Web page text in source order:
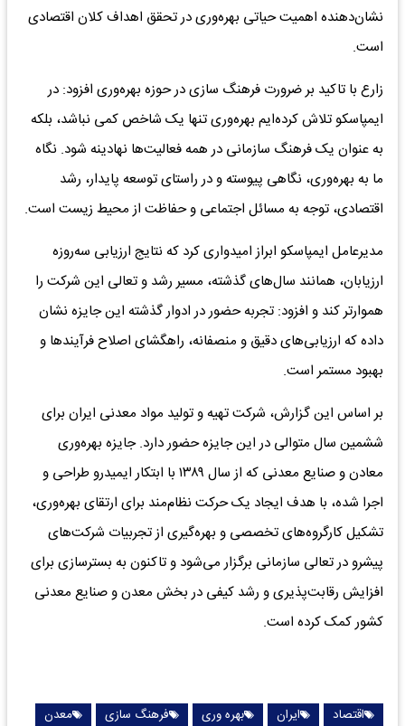
نشان‌دهنده اهمیت حیاتی بهره‌وری در تحقق اهداف کلان اقتصادی
است.
زارع با تاکید بر ضرورت فرهنگ سازی در حوزه بهره‌وری افزود: در
ایمپاسکو تلاش کرده‌ایم بهره‌وری تنها یک شاخص کمی نباشد، بلکه
به عنوان یک فرهنگ سازمانی در همه فعالیت‌ها نهادینه شود. نگاه
ما به بهره‌وری، نگاهی پیوسته و در راستای توسعه پایدار، رشد
اقتصادی، توجه به مسائل اجتماعی و حفاظت از محیط زیست است.
مدیرعامل ایمپاسکو ابراز امیدواری کرد که نتایج ارزیابی سه‌روزه
ارزیابان، همانند سال‌های گذشته، مسیر رشد و تعالی این شرکت را
هموارتر کند و افزود: تجربه حضور در ادوار گذشته این جایزه نشان
داده که ارزیابی‌های دقیق و منصفانه، راهگشای اصلاح فرآیندها و
بهبود مستمر است.
بر اساس این گزارش، شرکت تهیه و تولید مواد معدنی ایران برای
ششمین سال متوالی در این جایزه حضور دارد. جایزه بهره‌وری
معادن و صنایع معدنی که از سال ۱۳۸۹ با ابتکار ایمیدرو طراحی و
اجرا شده، با هدف ایجاد یک حرکت نظام‌مند برای ارتقای بهره‌وری،
تشکیل کارگروه‌های تخصصی و بهره‌گیری از تجربیات شرکت‌های
پیشرو در تعالی سازمانی برگزار می‌شود و تاکنون به بسترسازی برای
افزایش رقابت‌پذیری و رشد کیفی در بخش معدن و صنایع معدنی
کشور کمک کرده است.
اقتصاد ایران بهره وری فرهنگ سازی معدن